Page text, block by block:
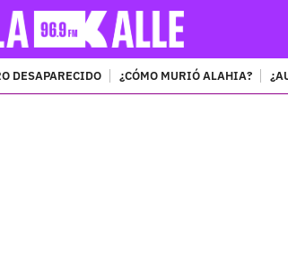
DESAPARECIDO ¿CÓMO MURIÓ ALAHIA?